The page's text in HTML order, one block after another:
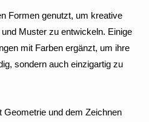
Formen genutzt, um kreative
Muster zu entwickeln. Einige
mit Farben ergänzt, um ihre
sondern auch einzigartig zu
Geometrie und dem Zeichnen